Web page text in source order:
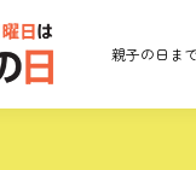
親子の日ま